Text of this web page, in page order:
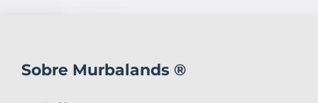
Sobre Murbalands ®